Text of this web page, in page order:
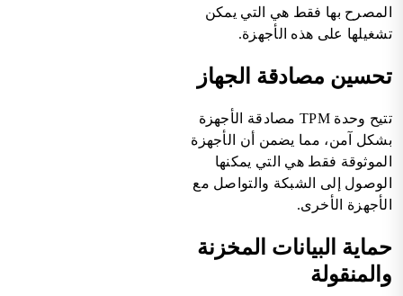
المصرح بها فقط هي التي يمكن
تشغيلها على هذه الأجهزة.
تحسين مصادقة الجهاز
تتيح وحدة TPM مصادقة الأجهزة
بشكل آمن، مما يضمن أن الأجهزة
الموثوقة فقط هي التي يمكنها
الوصول إلى الشبكة والتواصل مع
الأجهزة الأخرى.
حماية البيانات المخزنة
والمنقولة